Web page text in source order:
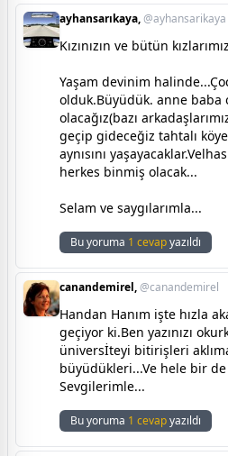
ayhansarıkaya,@ayhansarikaya
Kızınızın ve bütün
Yaşam devinim
olduk.Büyüdük. anne baba
olacağız(bazı
geçip gideceğiz tahtalı
aynısını
herkes binmiş olacak...
Selam ve saygılarımla...
Bu yoruma 1 cevapyazıldı
canandemirel,@canandemirel
Handan Hanım işte hızla
geçiyor ki.Ben yazınızı
üniversİteyi bitirişleri
büyüdükleri...Ve hele bir
Sevgilerimle...
Bu yoruma 1 cevapyazıldı